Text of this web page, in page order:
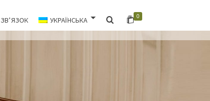
УКРАЇНСЬКА 0